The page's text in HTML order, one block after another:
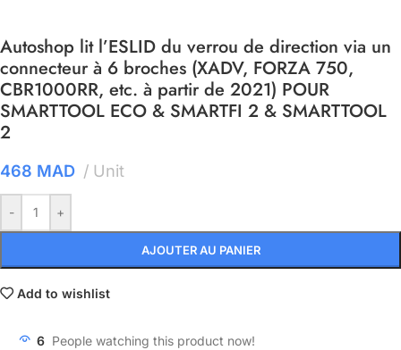
Autoshop lit l’ESLID du verrou de direction via un
connecteur à 6 broches (XADV, FORZA 750,
CBR1000RR, etc. à partir de 2021) POUR
SMARTTOOL ECO & SMARTFI 2 & SMARTTOOL
2
468 MAD Unit
- +
AJOUTER AU PANIER
Add to wishlist
6 People watching this product now!